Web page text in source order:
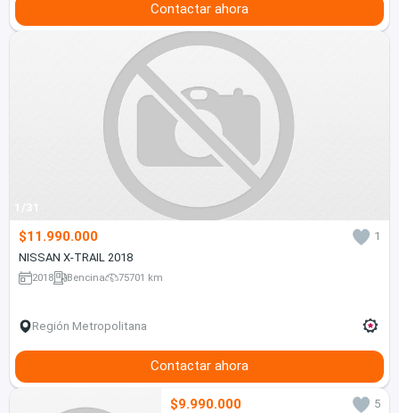
Contactar ahora
1/31
$11.990.000
1
NISSAN X-TRAIL 2018
2018 Bencina 75701 km
Región Metropolitana
Contactar ahora
$9.990.000 5